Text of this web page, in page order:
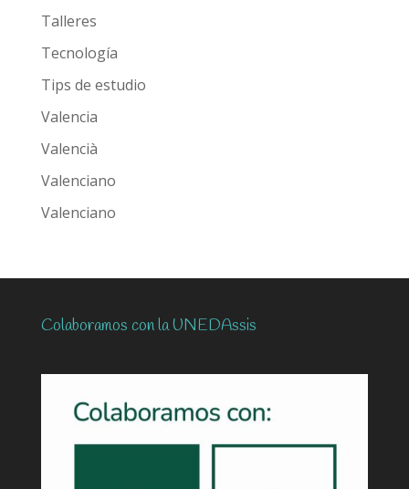
Talleres
Tecnología
Tips de estudio
Valencia
Valencià
Valenciano
Valenciano
Colaboramos con la UNEDAssis